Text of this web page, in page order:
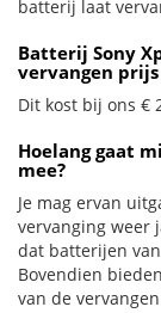
batterij laat
Batterij Sony
vervangen prijs
Dit kost bij ons €
Hoelang gaat
mee?
Je mag ervan
vervanging weer
dat batterijen
Bovendien
van de